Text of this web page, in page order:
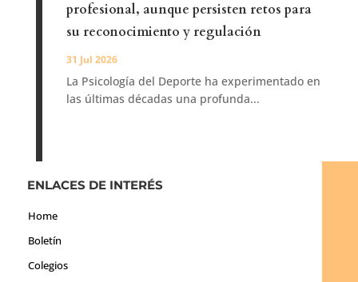
profesional, aunque persisten retos para
su reconocimiento y regulación
31 Jul 2026
La Psicología del Deporte ha experimentado en
las últimas décadas una profunda...
ENLACES DE INTERÉS
Home
Boletín
Colegios